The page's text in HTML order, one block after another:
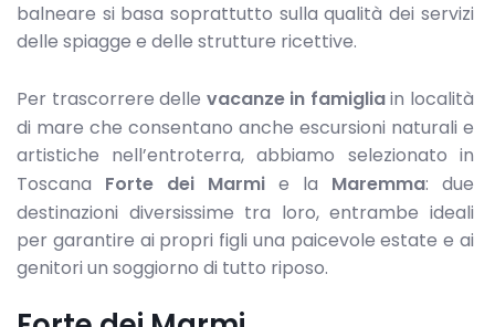
balneare si basa soprattutto sulla qualità dei servizi
delle spiagge e delle strutture ricettive.
Per trascorrere delle vacanze in famigliain località
di mare che consentano anche escursioni naturali e
artistiche nell’entroterra, abbiamo selezionato in
Toscana Forte dei Marmie la Maremma: due
destinazioni diversissime tra loro, entrambe ideali
per garantire ai propri figli una paicevole estate e ai
genitori un soggiorno di tutto riposo.